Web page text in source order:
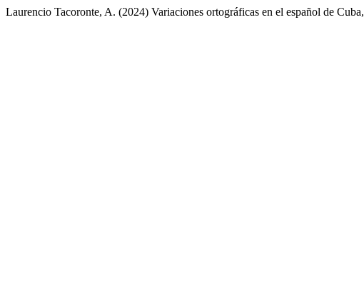
Laurencio Tacoronte, A. (2024) Variaciones ortográficas en el español de Cuba,